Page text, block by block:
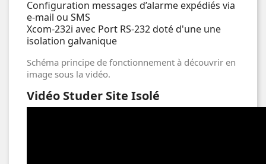
Configuration messages d’alarme expédiés via
e-mail ou SMS
Xcom-232i avec Port RS-232 doté d'une une
isolation galvanique
Schéma principe de fonctionnement à découvrir en
image sous la vidéo.
Vidéo Studer Site Isolé